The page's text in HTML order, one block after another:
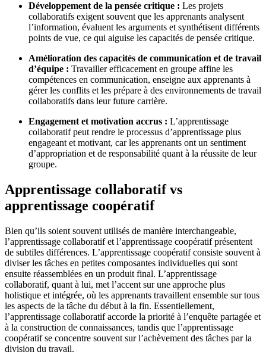
Développement de la pensée critique : Les projets
collaboratifs exigent souvent que les apprenants analysent
l’information, évaluent les arguments et synthétisent différents
points de vue, ce qui aiguise les capacités de pensée critique.
Amélioration des capacités de communication et de travail
d’équipe : Travailler efficacement en groupe affine les
compétences en communication, enseigne aux apprenants à
gérer les conflits et les prépare à des environnements de travail
collaboratifs dans leur future carrière.
Engagement et motivation accrus : L’apprentissage
collaboratif peut rendre le processus d’apprentissage plus
engageant et motivant, car les apprenants ont un sentiment
d’appropriation et de responsabilité quant à la réussite de leur
groupe.
Apprentissage collaboratif vs
apprentissage coopératif
Bien qu’ils soient souvent utilisés de manière interchangeable,
l’apprentissage collaboratif et l’apprentissage coopératif présentent
de subtiles différences. L’apprentissage coopératif consiste souvent à
diviser les tâches en petites composantes individuelles qui sont
ensuite réassemblées en un produit final. L’apprentissage
collaboratif, quant à lui, met l’accent sur une approche plus
holistique et intégrée, où les apprenants travaillent ensemble sur tous
les aspects de la tâche du début à la fin. Essentiellement,
l’apprentissage collaboratif accorde la priorité à l’enquête partagée et
à la construction de connaissances, tandis que l’apprentissage
coopératif se concentre souvent sur l’achèvement des tâches par la
division du travail.